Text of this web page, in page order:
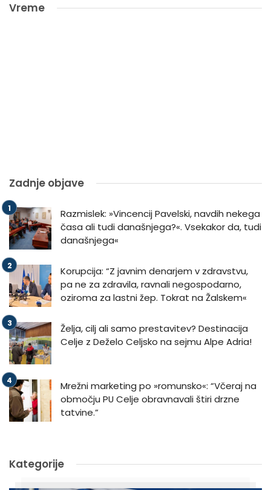
Vreme
Zadnje objave
Razmislek: »Vincencij Pavelski, navdih nekega
časa ali tudi današnjega?«. Vsekakor da, tudi
današnjega«
Korupcija: “Z javnim denarjem v zdravstvu,
pa ne za zdravila, ravnali negospodarno,
oziroma za lastni žep. Tokrat na Žalskem«
Želja, cilj ali samo prestavitev? Destinacija
Celje z Deželo Celjsko na sejmu Alpe Adria!
Mrežni marketing po »romunsko«: “Včeraj na
območju PU Celje obravnavali štiri drzne
tatvine.”
Kategorije